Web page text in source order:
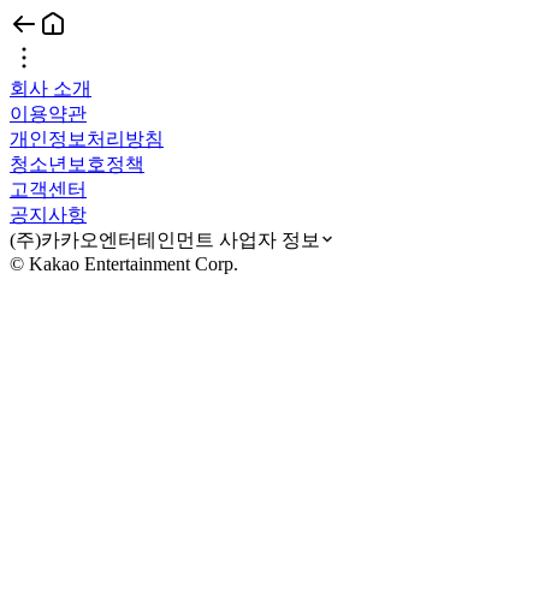
회사 소개
이용약관
개인정보처리방침
청소년보호정책
고객센터
공지사항
(주)카카오엔터테인먼트 사업자 정보
© Kakao Entertainment Corp.